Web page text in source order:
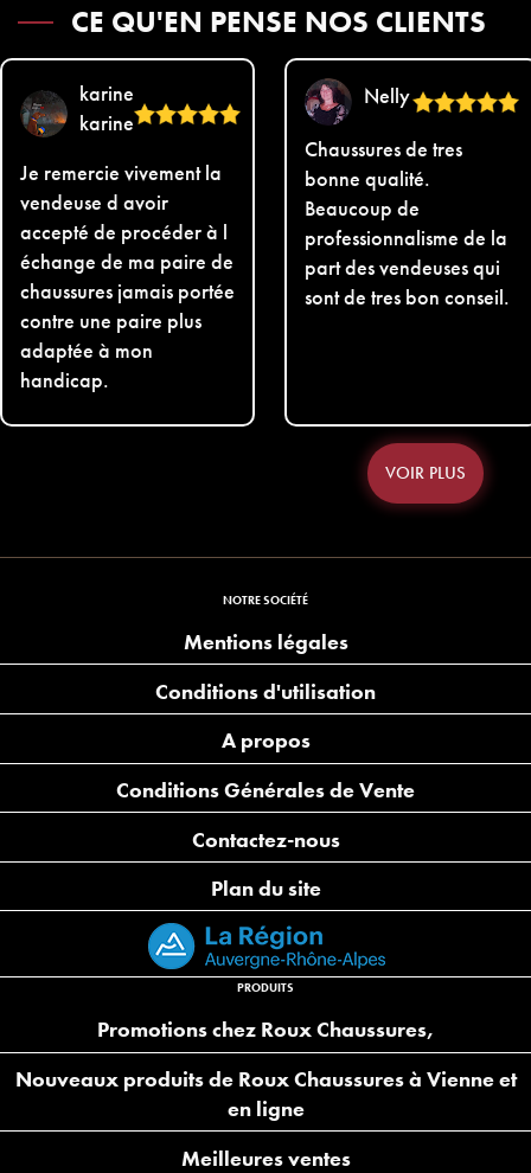
CE QU'EN PENSE NOS CLIENTS
karine
karine
Je remercie vivement la
vendeuse d avoir
accepté de procéder à l
échange de ma paire de
chaussures jamais portée
contre une paire plus
adaptée à mon
handicap.
Nelly
Chaussures de tres
bonne qualité.
Beaucoup de
professionnalisme de la
part des vendeuses qui
sont de tres bon conseil.
VOIR PLUS
NOTRE SOCIÉTÉ
Mentions légales
Conditions d'utilisation
A propos
Conditions Générales de Vente
Contactez-nous
Plan du site
PRODUITS
Promotions chez Roux Chaussures,
Nouveaux produits de Roux Chaussures à Vienne et
en ligne
Meilleures ventes